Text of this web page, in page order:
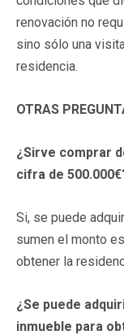
renovación no
sino sólo una
residencia.
OTRAS
¿Sirve comprar
cifra de
Si, se puede
sumen el monto
obtener la
¿Se puede
inmueble para